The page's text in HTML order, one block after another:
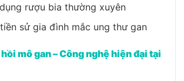
rượu bia thường xuyên
sử gia đình mắc ung thư gan
mô gan – Công nghệ hiện đại tại